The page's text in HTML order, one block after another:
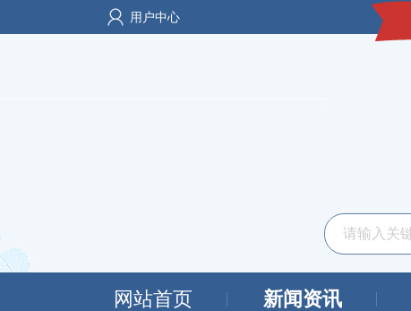
用户中心
网站首页 新闻资讯